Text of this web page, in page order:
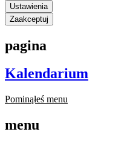
Ustawienia
Zaakceptuj
pagina
Kalendarium
Pominąłeś menu
menu